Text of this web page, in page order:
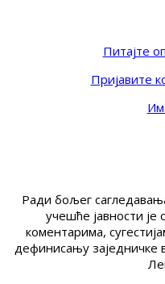
Питајте
Пријавите
Ради бољег
учешће јавности је
коментарима,
дефинисању заједничке